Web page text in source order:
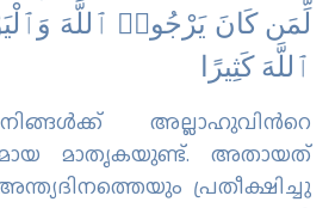
لِّمَن كَانَ يَرْجُوا۟ ٱللَّهَ
ٱللَّهَ كَثِيرًا
അല്ലാഹുവിന്‍റെ
മാതൃകയുണ്ട്‌. അതായത്
പ്രതീക്ഷിച്ചു